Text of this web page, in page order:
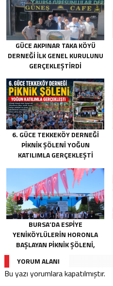
GÜCE AKPINAR TAKA KÖYÜ
DERNEĞI İLK GENEL KURULUNU
GERÇEKLEŞTIRDI
6. GÜCE TEKKEKÖY DERNEĞI
PIKNIK ŞÖLENI YOĞUN
KATILIMLA GERÇEKLEŞTI
BURSA’DA ESPIYE
YENIKÖYLÜLERIN HORONLA
BAŞLAYAN PIKNIK ŞÖLENI,
GELECEĞE ATILAN TEMELLERLE
TAÇLANDI
YORUM ALANI
Bu yazı yorumlara kapatılmıştır.